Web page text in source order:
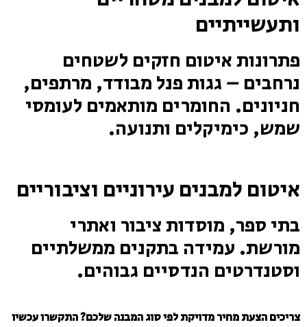
ותעשייתיים
פתרונות איטום חזקים לשטחים
נרחבים – גגות פנל מבודד, מרתפים,
חניונים. החומרים מותאמים לעומסי
שמש, כימיקלים ותנועה.
איטום למבנים עירוניים וציבוריים
בתי ספר, מוסדות ציבור ואתרי
מורשת. עמידה בתקנים ממשלתיים
וסטנדרטים הנדסיים גבוהים.
צריכים הצעת מחיר מדויקת לפי סוג המבנה שלכם? התקשרו עכשיו